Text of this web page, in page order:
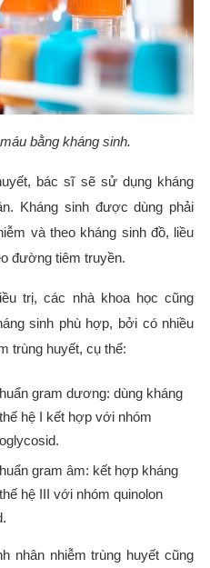
bằng kháng sinh.
bác sĩ sẽ sử dụng kháng
Kháng sinh được dùng phải
và theo kháng sinh đồ, liều
đường tiêm truyền.
trị, các nhà khoa học cũng
sinh phù hợp, bởi có nhiều
trùng huyết, cụ thể:
gram dương: dùng kháng
hệ I kết hợp với nhóm
gram âm: kết hợp kháng
hệ III với nhóm quinolon
nhân nhiễm trùng huyết cũng